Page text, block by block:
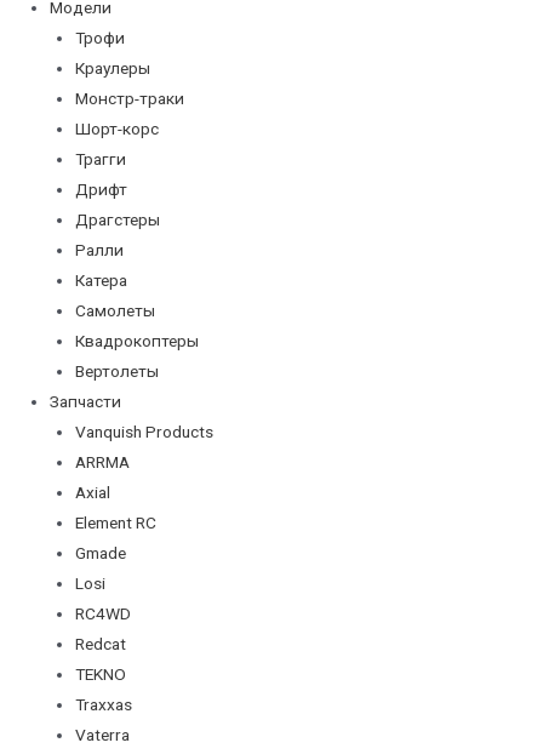
Модели
Трофи
Краулеры
Монстр-траки
Шорт-корс
Трагги
Дрифт
Драгстеры
Ралли
Катера
Самолеты
Квадрокоптеры
Вертолеты
Запчасти
Vanquish Products
ARRMA
Axial
Element RC
Gmade
Losi
RC4WD
Redcat
TEKNO
Traxxas
Vaterra